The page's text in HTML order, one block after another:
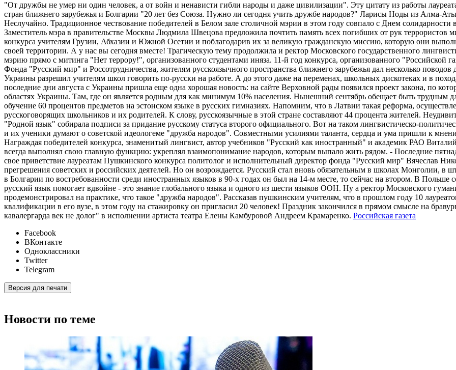
"От дружбы не умер ни один человек, а от войн и ненависти гибли народы и даже цивилизации". Эту цитату из работы
стран ближнего зарубежья и Болгарии "20 лет без Союза. Нужно ли сегодня учить дружбе народов?" Ларисы Ноды из Алма-
Неслучайно. Традиционное чествование победителей в Белом зале столичной мэрии в этом году совпало с Днем
Заместитель мэра в правительстве Москвы Людмила Швецова предложила почтить память всех погибших от рук террористов
конкурса учителям Грузии, Абхазии и Южной Осетии и поблагодарив их за великую гражданскую миссию, которую они
своей территории. А у нас вы сегодня вместе! Трагическую тему продолжила и ректор Московского государственного
мэрию прямо с митинга "Нет террору!", организованного студентами иняза. 11-й год конкурса, организованного
Фонда "Русский мир" и Россотрудничества, жителям русскоязычного пространства ближнего зарубежья дал несколько
Украины разрешил учителям школ говорить по-русски на работе. А до этого даже на переменах, школьных дискотеках и в
последние дни августа с Украины пришла еще одна хорошая новость: на сайте Верховной рады появился проект закона, по
областях Украины. Там, где он является родным для как минимум 10% населения. Нынешний сентябрь обещает быть трудным
обучение 60 процентов предметов на эстонском языке в русских гимназиях. Напомним, что в Латвии такая реформа,
русскоговорящих школьников и их родителей. К слову, русскоязычные в этой стране составляют 44 процента жителей.
"Родной язык" собирала подписи за придание русскому статуса второго официального. Вот на таком лингвистическо-
и их ученики думают о советской идеологеме "дружба народов". Совместными усилиями таланта, сердца и ума пришли к
Награждая победителей конкурса, знаменитый лингвист, автор учебников "Русский как иностранный" и академик РАО
всегда выполнял свою главную функцию: укреплял взаимопонимание народов, которым выпало жить рядом. - Последние
свое приветствие лауреатам Пушкинского конкурса политолог и исполнительный директор фонда "Русский мир" Вячеслав
прегрешения советских и российских деятелей. Но он возрождается. Русский стал вновь обязательным в школах Монголии,
в Болгарии по востребованности среди иностранных языков в 90-х годах он был на 14-м месте, то сейчас на втором. В
русский язык помогает вдвойне - это знание глобального языка и одного из шести языков ООН. Ну а ректор Московского
продемонстрировал на практике, что такое "дружба народов". Рассказав пушкинским учителям, что в прошлом году 10
квалификации в его вузе, в этом году на стажировку он пригласил 20 человек! Праздник закончился в прямом смысле на
кавалергарда век не долог" в исполнении артиста театра Елены Камбуровой Андреем Крамаренко. Российская газета
Facebook
ВКонтакте
Одноклассники
Twitter
Telegram
Версия для печати
Новости по теме